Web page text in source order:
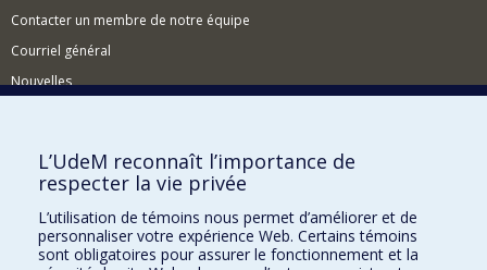
Contacter un membre de notre équipe
Courriel général
Nouvelles
Comment soutenir le CÉRIUM?
BESOIN D'AIDE?
Plan du site
Signaler une erreur
L’UdeM reconnaît l’importance de
respecter la vie privée
L’utilisation de témoins nous permet d’améliorer et de
personnaliser votre expérience Web. Certains témoins
sont obligatoires pour assurer le fonctionnement et la